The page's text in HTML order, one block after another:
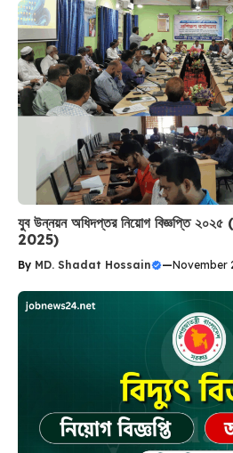
যুব উন্নয়ন অধিদপ্তর নিয়োগ বিজ্ঞপ্তি
2025)
By MD. Shadat Hossain —November